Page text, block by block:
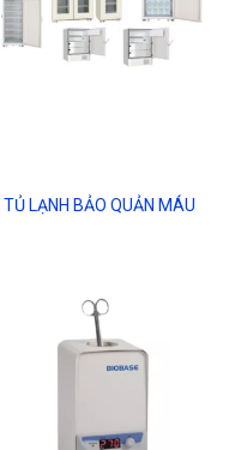
TỦ LẠNH BẢO QUẢN MÁU